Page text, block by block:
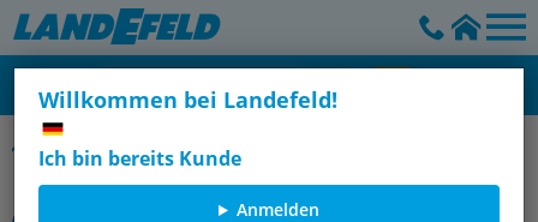
Willkommen bei Landefeld!
Ich bin bereits Kunde
Anmelden
SMC